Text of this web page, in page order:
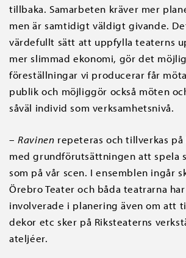
tillbaka. Samarbeten kräver mer
men är samtidigt väldigt givande.
värdefullt sätt att uppfylla teaterns
mer slimmad ekonomi, gör det
föreställningar vi producerar får
publik och möjliggör också möten
såväl individ som verksamhetsnivå.
–Ravinen repeteras och tillverkas på
med grundförutsättningen att spela
som på vår scen. I ensemblen ingår
Örebro Teater och båda teatrarna
involverade i planering även om att
dekor etc sker på Riksteaterns
ateljéer.